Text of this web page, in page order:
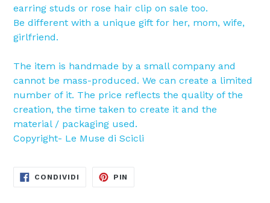
earring studs or rose hair clip on sale too.
Be different with a unique gift for her, mom, wife,
girlfriend.
The item is handmade by a small company and
cannot be mass-produced. We can create a limited
number of it. The price reflects the quality of the
creation, the time taken to create it and the
material / packaging used.
Copyright- Le Muse di Scicli
CONDIVIDI CONDIVIDI
PIN